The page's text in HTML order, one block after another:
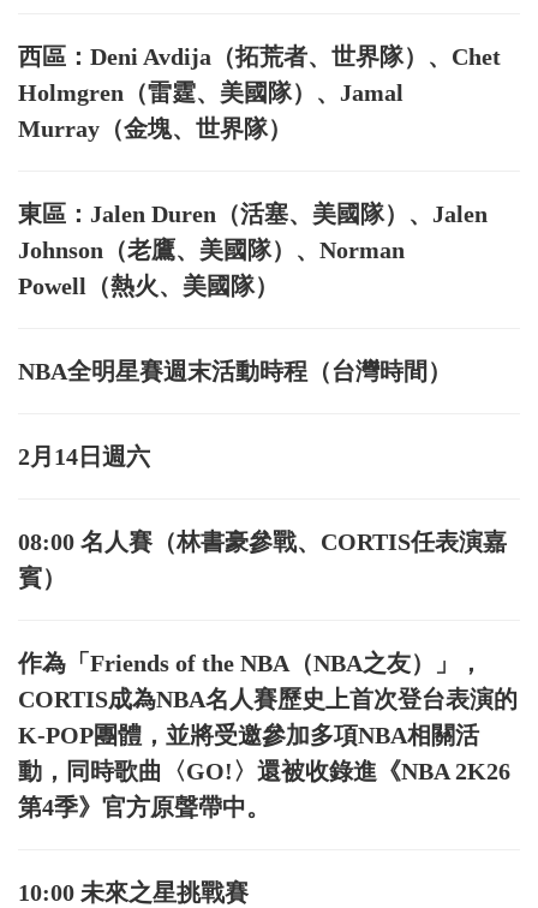
西區：Deni Avdija（拓荒者、世界隊）、Chet
Holmgren（雷霆、美國隊）、Jamal
Murray（金塊、世界隊）
東區：Jalen Duren（活塞、美國隊）、Jalen
Johnson（老鷹、美國隊）、Norman
Powell（熱火、美國隊）
NBA全明星賽週末活動時程（台灣時間）
2月14日週六
08:00 名人賽（林書豪參戰、CORTIS任表演嘉
賓）
作為「Friends of the NBA（NBA之友）」，
CORTIS成為NBA名人賽歷史上首次登台表演的
K-POP團體，並將受邀參加多項NBA相關活
動，同時歌曲〈GO!〉還被收錄進《NBA 2K26
第4季》官方原聲帶中。
10:00 未來之星挑戰賽